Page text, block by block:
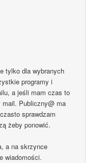
tylko dla wybranych
programy i
a jeśli mam czas to
mail. Publiczny@ ma
sprawdzam
żeby ponowić.
a na skrzynce
wiadomości.